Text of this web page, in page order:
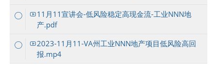
11月11宣讲会-低风险稳定高现金流-工业NNN地
产.pdf
2023-11月11-VA州工业NNN地产项目低风险高回
报.mp4